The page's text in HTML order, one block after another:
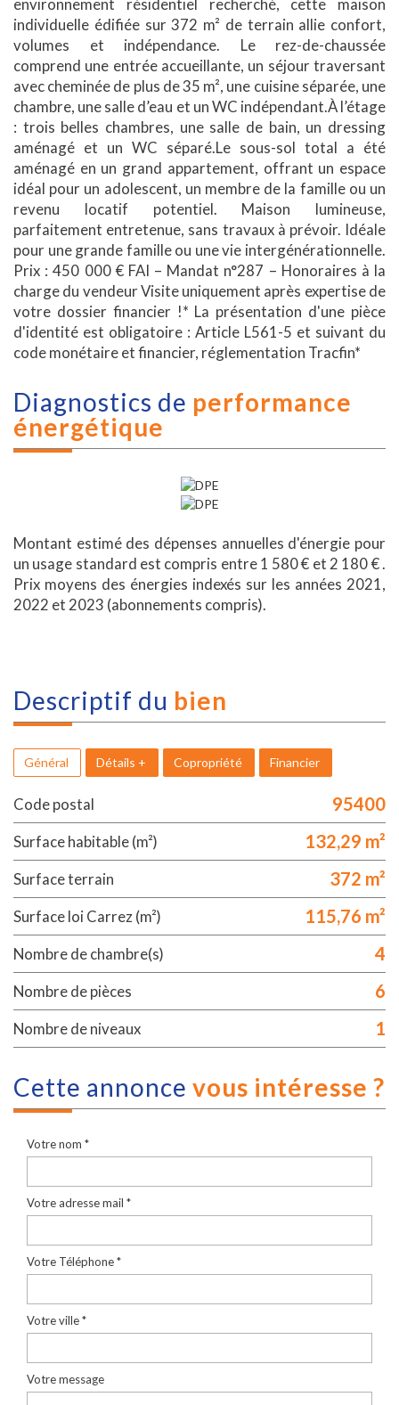
environnement résidentiel recherché, cette maison
individuelle édifiée sur 372 m² de terrain allie confort,
volumes et indépendance. Le rez-de-chaussée
comprend une entrée accueillante, un séjour traversant
avec cheminée de plus de 35 m², une cuisine séparée, une
chambre, une salle d’eau et un WC indépendant.À l’étage
: trois belles chambres, une salle de bain, un dressing
aménagé et un WC séparé.Le sous-sol total a été
aménagé en un grand appartement, offrant un espace
idéal pour un adolescent, un membre de la famille ou un
revenu locatif potentiel. Maison lumineuse,
parfaitement entretenue, sans travaux à prévoir. Idéale
pour une grande famille ou une vie intergénérationnelle.
Prix : 450 000 € FAI – Mandat n°287 – Honoraires à la
charge du vendeur Visite uniquement après expertise de
votre dossier financier !* La présentation d'une pièce
d'identité est obligatoire : Article L561-5 et suivant du
code monétaire et financier, réglementation Tracfin*
diagnostics de performance
énergétique
Montant estimé des dépenses annuelles d'énergie pour
un usage standard est compris entre 1 580 € et 2 180 € .
Prix moyens des énergies indexés sur les années 2021,
2022 et 2023 (abonnements compris).
descriptif du bien
Général Détails + Copropriété Financier
Code postal 95400
Surface habitable (m²) 132,29 m²
surface terrain 372 m²
Surface loi Carrez (m²) 115,76 m²
Nombre de chambre(s) 4
Nombre de pièces 6
Nombre de niveaux 1
cette annonce vous intéresse ?
Votre nom *
Votre adresse mail *
Votre Téléphone *
Votre ville *
Votre message